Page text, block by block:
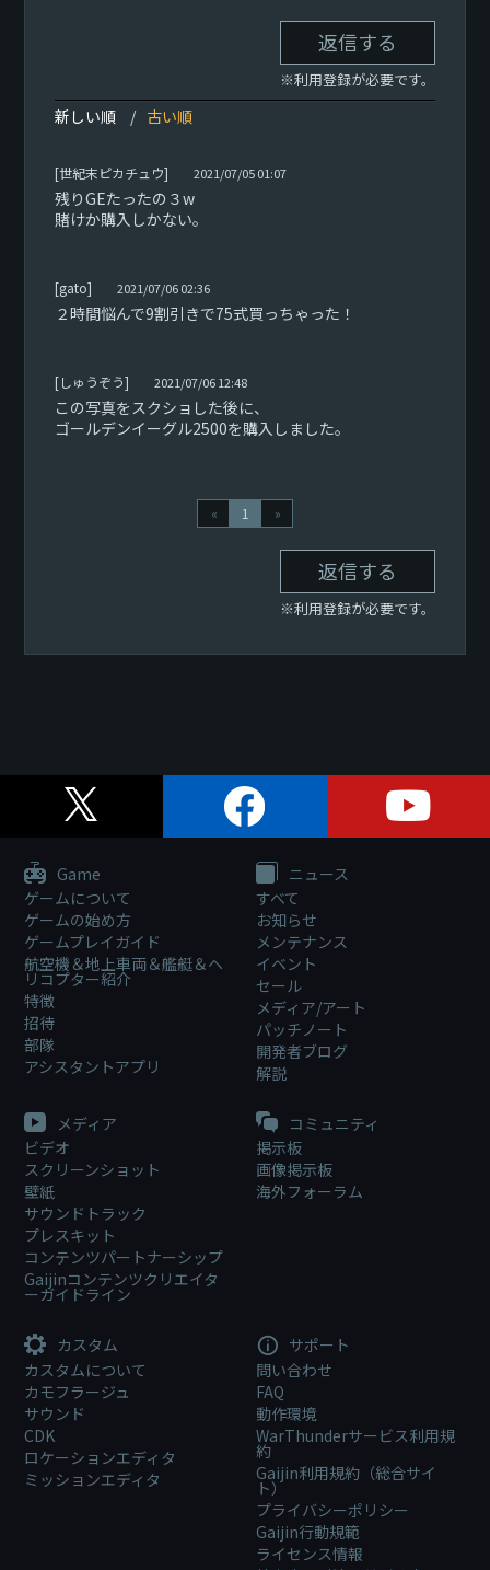
返信する
※利用登録が必要です。
新しい順 古い順
[世紀末ピカチュウ] 2021/07/05 01:07
残りGEたったの３w
賭けか購入しかない。
[gato] 2021/07/06 02:36
２時間悩んで9割引きで75式買っちゃった！
[しゅうぞう] 2021/07/06 12:48
この写真をスクショした後に、
ゴールデンイーグル2500を購入しました。
« 1 »
返信する
※利用登録が必要です。
Game
ゲームについて
ゲームの始め方
ゲームプレイガイド
航空機＆地上車両＆艦艇＆ヘ
リコプター紹介
特徴
招待
部隊
アシスタントアプリ
ニュース
すべて
お知らせ
メンテナンス
イベント
セール
メディア/アート
パッチノート
開発者ブログ
解説
メディア
ビデオ
スクリーンショット
壁紙
サウンドトラック
プレスキット
コンテンツパートナーシップ
Gaijinコンテンツクリエイタ
ーガイドライン
コミュニティ
掲示板
画像掲示板
海外フォーラム
カスタム
カスタムについて
カモフラージュ
サウンド
CDK
ロケーションエディタ
ミッションエディタ
サポート
問い合わせ
FAQ
動作環境
WarThunderサービス利用規
約
Gaijin利用規約（総合サイ
ト）
プライバシーポリシー
Gaijin行動規範
ライセンス情報